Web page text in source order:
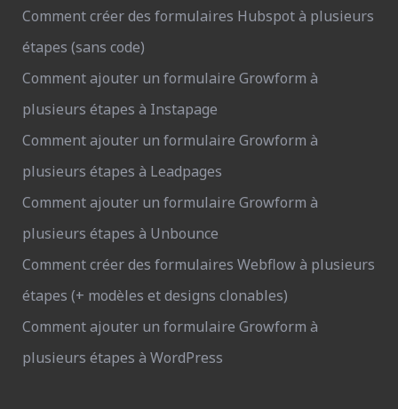
Comment créer des formulaires Hubspot à plusieurs
étapes (sans code)
Comment ajouter un formulaire Growform à
plusieurs étapes à Instapage
Comment ajouter un formulaire Growform à
plusieurs étapes à Leadpages
Comment ajouter un formulaire Growform à
plusieurs étapes à Unbounce
Comment créer des formulaires Webflow à plusieurs
étapes (+ modèles et designs clonables)
Comment ajouter un formulaire Growform à
plusieurs étapes à WordPress